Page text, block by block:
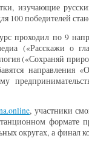
изучающие
победителей
проходил по 9
(«Расскажи о
(«Сохраняй
направления
.online, участники
формате
округах, а финал